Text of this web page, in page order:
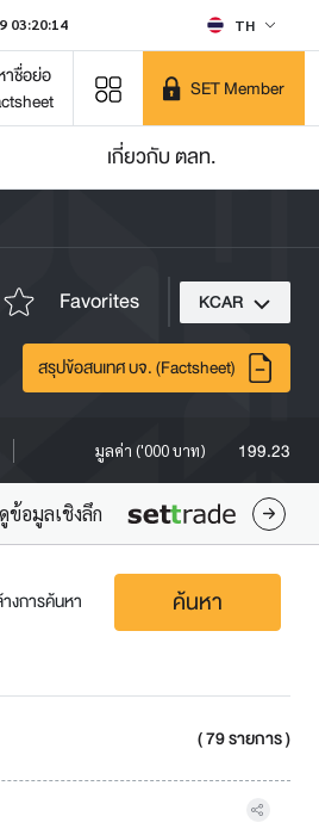
03:20:14 TH
ชื่อย่อ
SET Member
เกี่ยวกับ ตลท.
Favorites KCAR
สรุปข้อสนเทศ บจ. (Factsheet)
มูลค่า ('000 บาท) 199.23
ดูข้อมูลเชิงลึก
งการค้นหา ค้นหา
( 79 รายการ )